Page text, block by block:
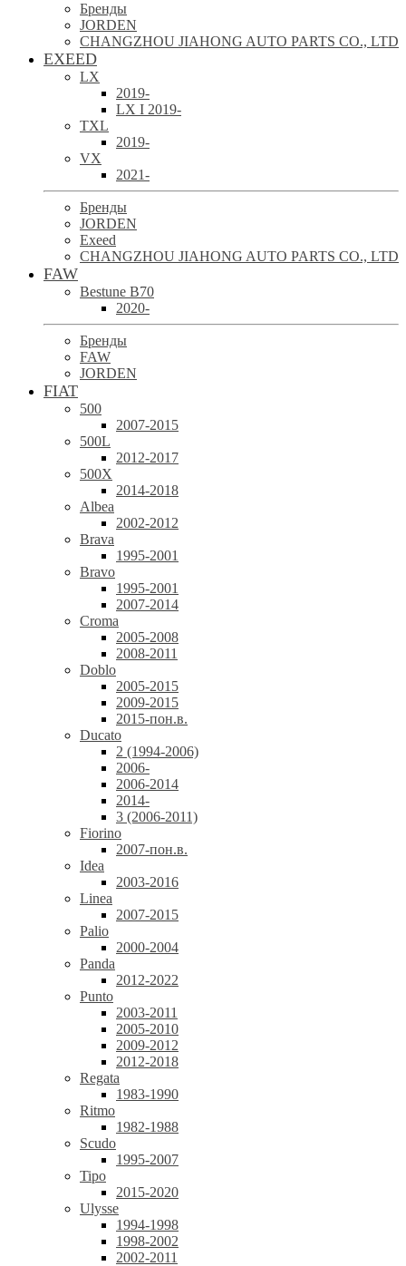
Бренды
JORDEN
CHANGZHOU JIAHONG AUTO PARTS CO., LTD
EXEED
LX
2019-
LX I 2019-
TXL
2019-
VX
2021-
Бренды
JORDEN
Exeed
CHANGZHOU JIAHONG AUTO PARTS CO., LTD
FAW
Bestune B70
2020-
Бренды
FAW
JORDEN
FIAT
500
2007-2015
500L
2012-2017
500X
2014-2018
Albea
2002-2012
Brava
1995-2001
Bravo
1995-2001
2007-2014
Croma
2005-2008
2008-2011
Doblo
2005-2015
2009-2015
2015-пон.в.
Ducato
2 (1994-2006)
2006-
2006-2014
2014-
3 (2006-2011)
Fiorino
2007-пон.в.
Idea
2003-2016
Linea
2007-2015
Palio
2000-2004
Panda
2012-2022
Punto
2003-2011
2005-2010
2009-2012
2012-2018
Regata
1983-1990
Ritmo
1982-1988
Scudo
1995-2007
Tipo
2015-2020
Ulysse
1994-1998
1998-2002
2002-2011